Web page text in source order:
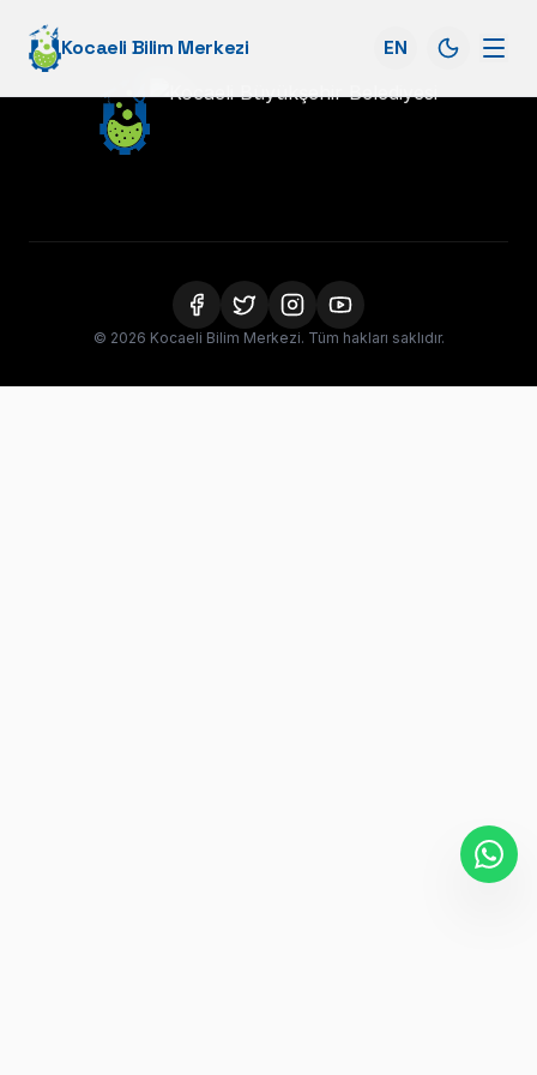
Kocaeli Bilim Merkezi EN
© 2026 Kocaeli Bilim Merkezi. Tüm hakları saklıdır.